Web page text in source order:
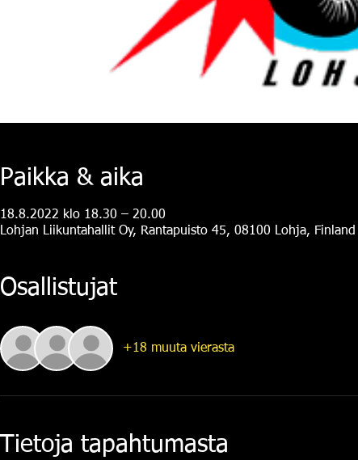
Paikka & aika
18.8.2022 klo 18.30 – 20.00
Lohjan Liikuntahallit Oy, Rantapuisto 45, 08100 Lohja, Finland
Osallistujat
+18 muuta vierasta
Tietoja tapahtumasta